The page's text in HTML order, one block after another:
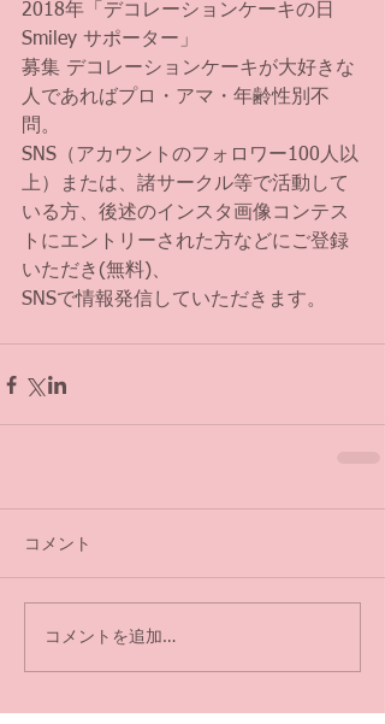
2018年「デコレーションケーキの日
Smiley サポーター」
募集 デコレーションケーキが大好きな
人であればプロ・アマ・年齢性別不
問。
SNS（アカウントのフォロワー100人以
上）または、諸サークル等で活動して
いる方、後述のインスタ画像コンテス
トにエントリーされた方などにご登録
いただき(無料)、
SNSで情報発信していただきます。
コメント
コメントを追加…